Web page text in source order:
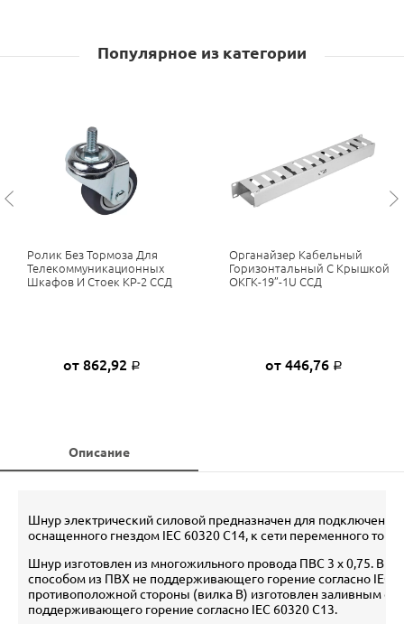
Популярное из категории
Ролик Без Тормоза Для
Телекоммуникационных
Шкафов И Стоек КР-2 ССД
от 862,92 Р
Органайзер Кабельный
Горизонтальный С Крышкой
ОКГК-19”-1U ССД
от 446,76 Р
Описание
Шнур электрический силовой предназначен для подключения
оснащенного гнездом IEC 60320 C14, к сети переменного тока
Шнур изготовлен из многожильного провода ПВС 3 х 0,75.
способом из ПВХ не поддерживающего горение согласно IEC
противоположной стороны (вилка В) изготовлен заливным
поддерживающего горение согласно IEC 60320 C13.